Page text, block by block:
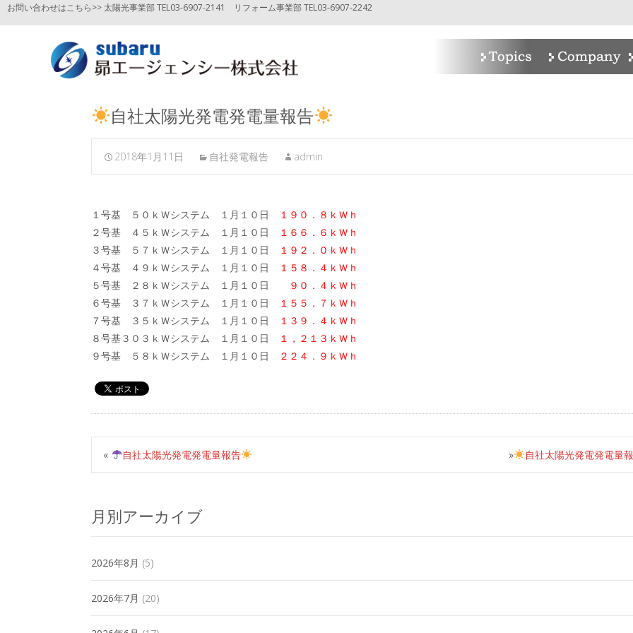
お問い合わせはこちら>> 太陽光事業部 TEL03-6907-2141 リフォーム事業部 TEL03-6907-2242
自社太陽光発電発電量報告
2018年1月11日 自社発電報告 admin
１号基 ５０ｋＷシステム １月１０日
１９０．８ｋＷｈ
２号基 ４５ｋＷシステム １月１０日
１６６．６ｋＷｈ
３号基 ５７ｋＷシステム １月１０日
１９２．０ｋＷｈ
４号基 ４９ｋＷシステム １月１０日
１５８．４ｋＷｈ
５号基 ２８ｋＷシステム １月１０日
９０．４ｋＷｈ
６号基 ３７ｋＷシステム １月１０日
１５５．７ｋＷｈ
７号基 ３５ｋＷシステム １月１０日
１３９．４ｋＷｈ
８号基３０３ｋＷシステム １月１０日
１，２１３ｋＷｈ
９号基 ５８ｋＷシステム １月１０日
２２４．９ｋＷｈ
« 自社太陽光発電発電量報告 自社太陽光発電発電量
»
月別アーカイブ
2026年8月 (5)
2026年7月 (20)